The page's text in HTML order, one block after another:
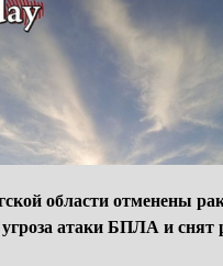
области отменены
угроза атаки БПЛА и